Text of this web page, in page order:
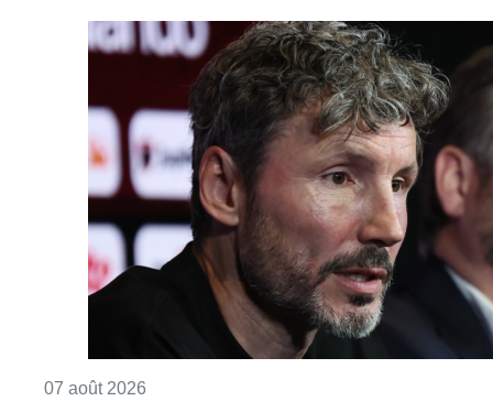
07 août 2026